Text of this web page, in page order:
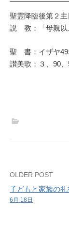
聖霊降臨後第２主
説 教：「母親以
聖 書：イザヤ
讃美歌：３、90
Post
OLDER POST
子どもと家族の礼
6月 18日